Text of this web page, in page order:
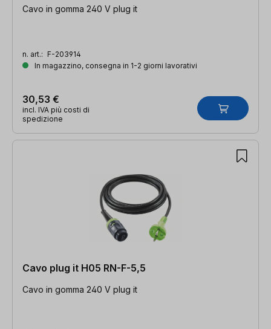
Cavo in gomma 240 V plug it
n. art.: F-203914
In magazzino, consegna in 1-2 giorni lavorativi
30,53 €
incl. IVA più costi di
spedizione
Cavo plug it H05 RN-F-5,5
Cavo in gomma 240 V plug it